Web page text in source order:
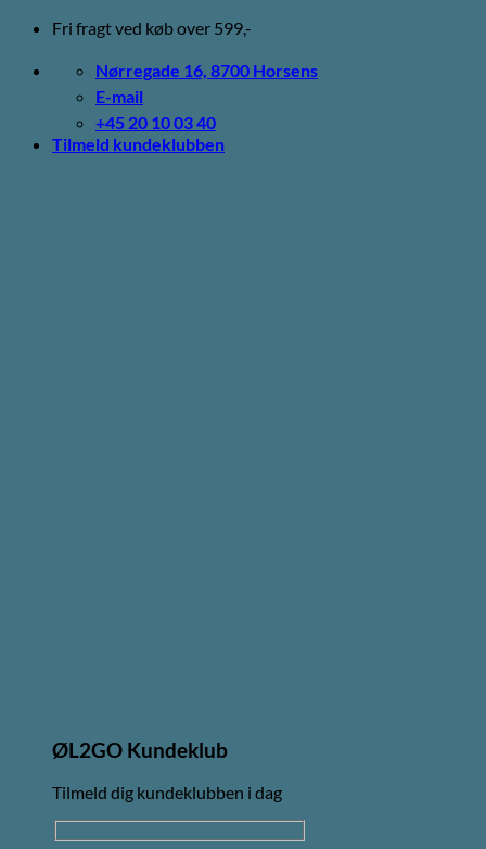
Fortsæt
indhold
Fri fragt ved køb over 599,-
Nørregade 16, 8700 Horsens
E-mail
+45 20 10 03 40
Tilmeld kundeklubben
ØL2GO Kundeklub
Tilmeld dig kundeklubben i dag